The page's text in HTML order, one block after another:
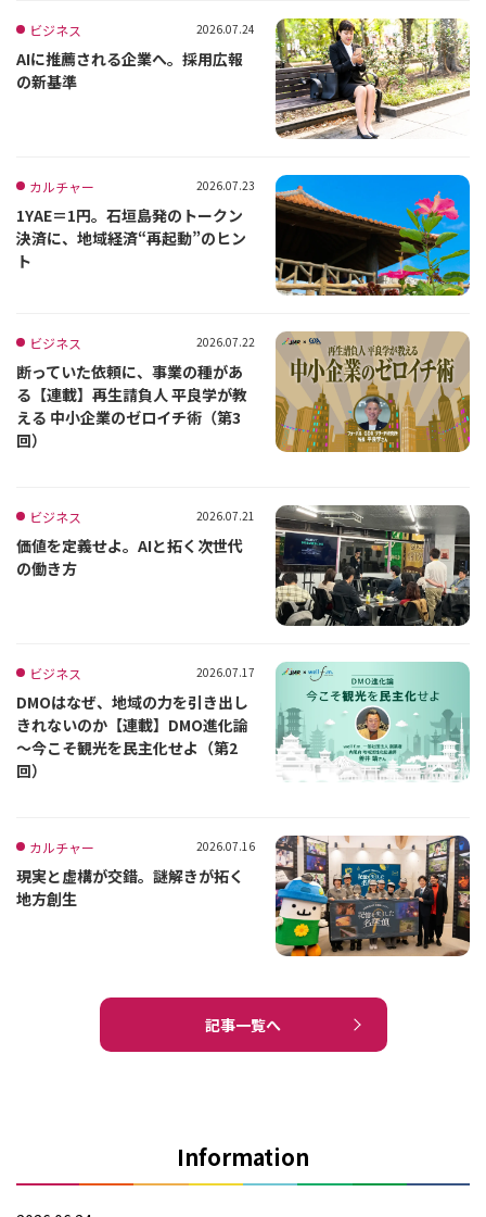
ビジネス 2026.07.24
AIに推薦される企業へ。採用広報
の新基準
カルチャー 2026.07.23
1YAE＝1円。石垣島発のトークン
決済に、地域経済“再起動”のヒン
ト
ビジネス 2026.07.22
断っていた依頼に、事業の種があ
る【連載】再生請負人 平良学が教
える 中小企業のゼロイチ術（第3
回）
ビジネス 2026.07.21
価値を定義せよ。AIと拓く次世代
の働き方
ビジネス 2026.07.17
DMOはなぜ、地域の力を引き出し
きれないのか【連載】DMO進化論
～今こそ観光を民主化せよ（第2
回）
カルチャー 2026.07.16
現実と虚構が交錯。謎解きが拓く
地方創生
記事一覧へ
Information